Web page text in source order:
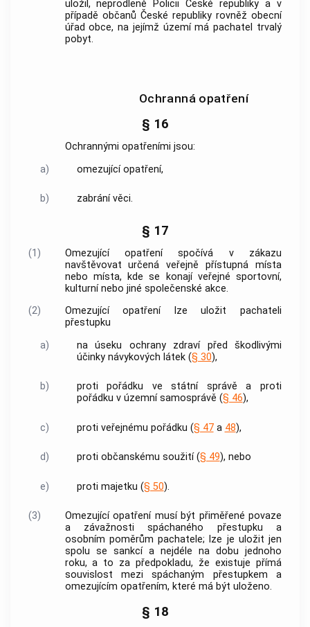
uložil, neprodleně Policii České republiky a v
případě občanů České republiky rovněž obecní
úřadobce, na jejímž území má pachatel trvalý
pobyt.
Ochranná opatření
§ 16
Ochrannými opatřeními jsou:
a)
omezující opatření,
b) zabrání věci.
§ 17
(1)
Omezující opatření spočívá v zákazu
navštěvovat určená veřejně přístupná místa
nebo místa, kde se konají veřejné sportovní,
kulturní nebo jiné společenské akce.
(2)
Omezující opatření lze uložit pachateli
přestupku
a)
na úseku ochrany zdraví před škodlivými
účinky návykových látek (§ 30),
b)
proti pořádku ve státní správě a proti
pořádku v územní samosprávě (§ 46),
c) proti veřejnému pořádku (§ 47a 48),
d) proti občanskému soužití (§ 49), nebo
e) proti majetku (§ 50).
(3)
Omezující opatření musí být přiměřené povaze
a závažnosti spáchaného přestupku a
osobním poměrům pachatele; lze je uložit jen
spolu se sankcí a nejdéle na dobu jednoho
roku, a to za předpokladu, že existuje přímá
souvislost mezi spáchaným přestupkem a
omezujícím opatřením, které má být uloženo.
§ 18